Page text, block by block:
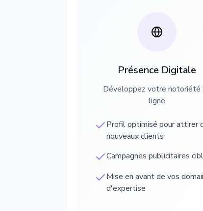
Présence Digitale
Développez votre notoriété
ligne
Profil optimisé pour attirer
nouveaux clients
Campagnes publicitaires
Mise en avant de vos
d'expertise